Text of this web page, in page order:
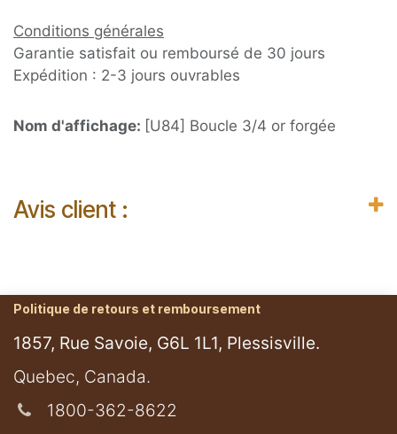
Conditions générales
Garantie satisfait ou remboursé de 30 jours
Expédition : 2-3 jours ouvrables
Nom d'affichage: [U84] Boucle 3/4 or forgée
Avis client :
Politique de retours et remboursement
1857, Rue Savoie, G6L 1L1, Plessisville.
​Quebec, Canada.
1800-362-8622